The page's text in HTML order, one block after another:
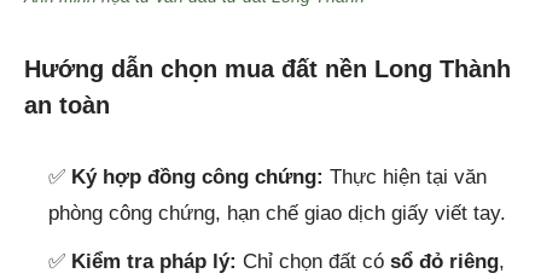
Hướng dẫn chọn mua đất nền Long Thành
an toàn
✅ Ký hợp đồng công chứng: Thực hiện tại văn
phòng công chứng, hạn chế giao dịch giấy viết tay.
✅ Kiểm tra pháp lý: Chỉ chọn đất có sổ đỏ riêng,